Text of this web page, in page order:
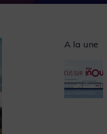
A la une
Archives